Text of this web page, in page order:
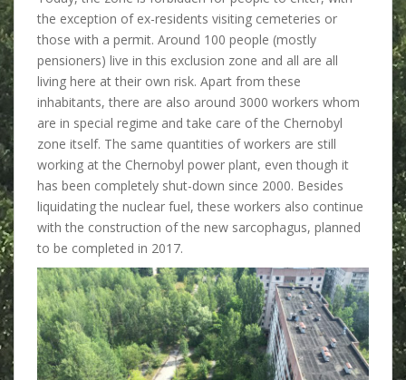
the exception of ex-residents visiting cemeteries or
those with a permit. Around 100 people (mostly
pensioners) live in this exclusion zone and all are all
living here at their own risk. Apart from these
inhabitants, there are also around 3000 workers whom
are in special regime and take care of the Chernobyl
zone itself. The same quantities of workers are still
working at the Chernobyl power plant, even though it
has been completely shut-down since 2000. Besides
liquidating the nuclear fuel, these workers also continue
with the construction of the new sarcophagus, planned
to be completed in 2017.